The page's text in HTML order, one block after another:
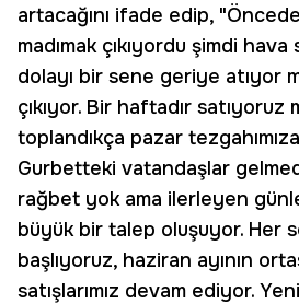
artacağını ifade edip,
madımak çıkıyordu şimdi hava
dolayı bir sene geriye atıyor
çıkıyor. Bir haftadır satıyoruz
toplandıkça pazar
Gurbetteki vatandaşlar
rağbet yok ama ilerleyen
büyük bir talep oluşuyor. Her
başlıyoruz, haziran ayının
satışlarımız devam ediyor.